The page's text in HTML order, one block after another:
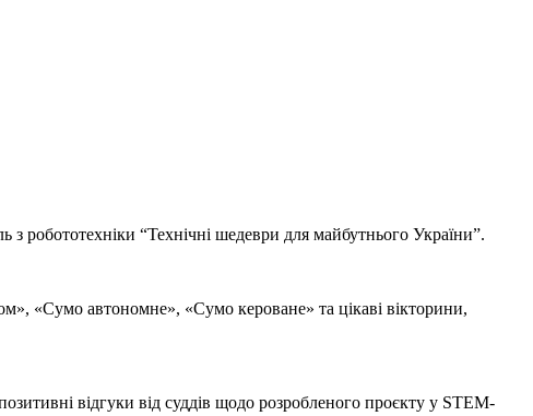
з робототехніки “Технічні шедеври для майбутнього України”.
«Сумо автономне», «Сумо кероване» та цікаві вікторини,
відгуки від суддів щодо розробленого проєкту у STEM-